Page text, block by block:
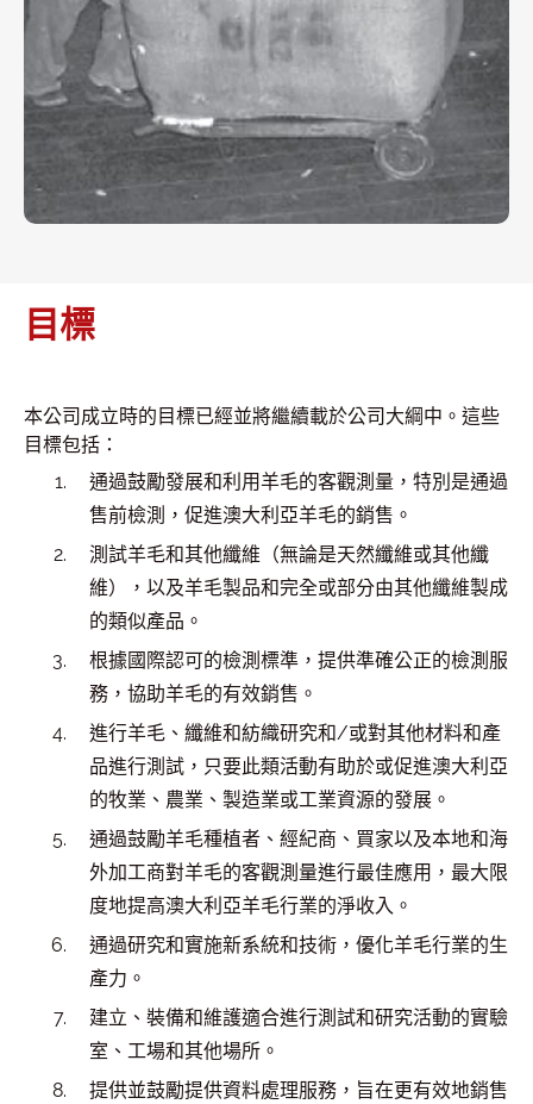
目標
本公司成立時的目標已經並將繼續載於公司大綱中。這些
目標包括：
通過鼓勵發展和利用羊毛的客觀測量，特別是通過
售前檢測，促進澳大利亞羊毛的銷售。
測試羊毛和其他纖維（無論是天然纖維或其他纖
維），以及羊毛製品和完全或部分由其他纖維製成
的類似產品。
根據國際認可的檢測標準，提供準確公正的檢測服
務，協助羊毛的有效銷售。
進行羊毛、纖維和紡織研究和/或對其他材料和產
品進行測試，只要此類活動有助於或促進澳大利亞
的牧業、農業、製造業或工業資源的發展。
通過鼓勵羊毛種植者、經紀商、買家以及本地和海
外加工商對羊毛的客觀測量進行最佳應用，最大限
度地提高澳大利亞羊毛行業的淨收入。
通過研究和實施新系統和技術，優化羊毛行業的生
產力。
建立、裝備和維護適合進行測試和研究活動的實驗
室、工場和其他場所。
提供並鼓勵提供資料處理服務，旨在更有效地銷售